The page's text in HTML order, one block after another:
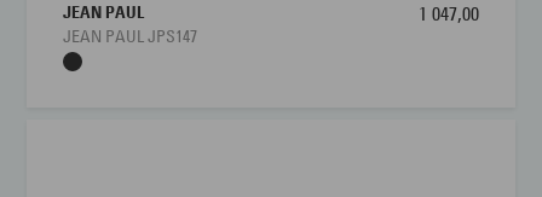
JEAN PAUL
JEAN PAUL JPS147
1 047,00